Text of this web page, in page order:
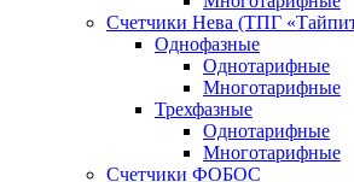
Счетчики Нева (ТПГ
Однофазные
Однотарифные
Многотарифные
Трехфазные
Однотарифные
Многотарифные
Счетчики ФОБОС